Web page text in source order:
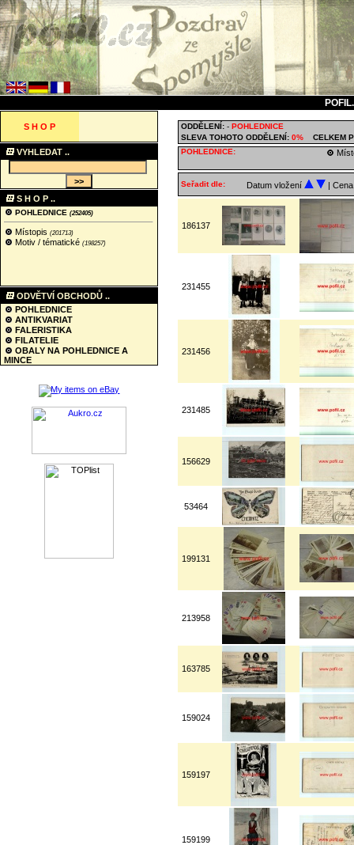
S H O P
VYHLEDAT ..
S H O P ..
POHLEDNICE (252405)
Místopis (201713)
Motiv / tématické (198257)
ODVĚTVÍ OBCHODŮ ..
POHLEDNICE
ANTIKVARIAT
FALERISTIKA
FILATELIE
OBALY NA POHLEDNICE A
MINCE
ODDĚLENÍ: - POHLEDNICE
SLEVA TOHOTO ODDĚLENÍ: 0%
CELKEM
POHLEDNICE:
Seřadit dle: Datum vložení |
186137
231455
231456
231485
156629
53464
199131
213958
163785
159024
159197
159199